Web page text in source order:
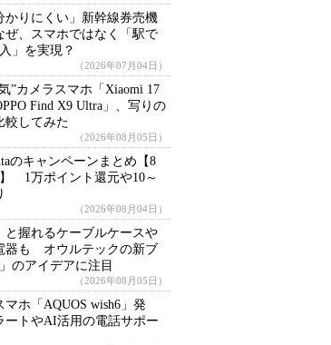
かりにくい」新幹線券売機
、スマホではなく「駅で
」を実現？
（2026年07月04日）
”カメラスマホ「Xiaomi 17
Find X9 Ultra」、写りの
較してみた
（2026年08月05日）
のキャンペーンまとめ【8
1万ポイント還元や10～
（2026年08月04日）
と握れるケーブルケースや
器も オウルテックの新ブ
のアイデアに注目
（2026年08月05日）
マホ「AQUOS wish6」発
トやAI活用の電話サポー